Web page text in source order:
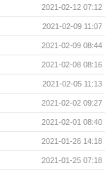
2021-02-12 07:12
2021-02-09 11:07
2021-02-09 08:44
2021-02-08 08:16
2021-02-05 11:13
2021-02-02 09:27
2021-02-01 08:40
2021-01-26 14:18
2021-01-25 07:18